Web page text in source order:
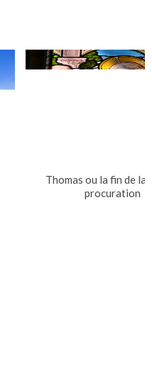
Thomas ou la fin de la
procuration